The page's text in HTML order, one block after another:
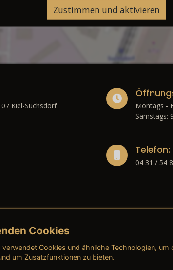
Zustimmen und aktivieren
Kiel-Suchsdorf
Montags -
Samstags:
Telefon:
04 31 / 54
→ AGB (Neuwagen)
Cookies
verwendet Cookies und ähnliche Technologien, um
um Zusatzfunktionen zu bieten.